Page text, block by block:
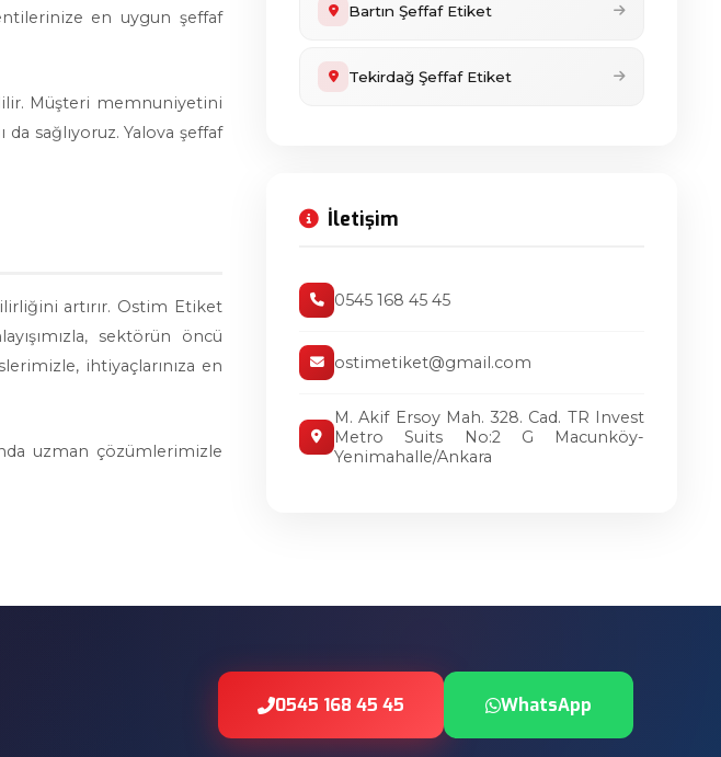
en uygun şeffaf
Müşteri memnuniyetini
sağlıyoruz. Yalova şeffaf
artırır. Ostim Etiket
sektörün öncü
ihtiyaçlarınıza en
uzman çözümlerimizle
Bartın Şeffaf Etiket
Tekirdağ Şeffaf Etiket
İletişim
0545 168 45 45
ostimetiket@gmail.com
M. Akif Ersoy Mah. 328. Cad. TR Invest
Metro Suits No:2 G Macunköy-
Yenimahalle/Ankara
0545 168 45 45 WhatsApp